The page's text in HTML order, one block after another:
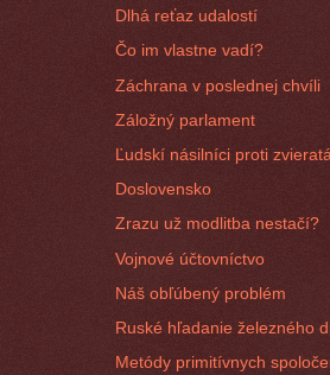
Dlhá reťaz udalostí
Čo im vlastne vadí?
Záchrana v poslednej chvíli
Záložný parlament
Ľudskí násilníci proti
Doslovensko
Zrazu už modlitba nestačí?
Vojnové účtovníctvo
Náš obľúbený problém
Ruské hľadanie železného
Metódy primitívnych